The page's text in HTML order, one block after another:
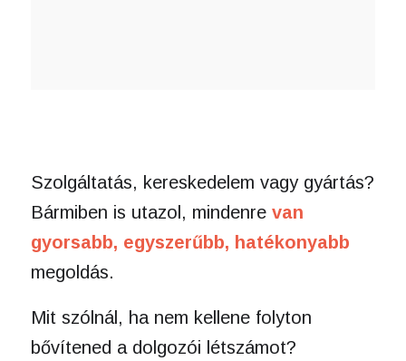
Szolgáltatás, kereskedelem vagy gyártás?
Bármiben is utazol, mindenre van
gyorsabb, egyszerűbb, hatékonyabb
megoldás.
Mit szólnál, ha nem kellene folyton
bővítened a dolgozói létszámot?